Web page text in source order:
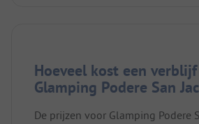
Hoeveel kost een
Glamping Podere San
De prijzen voor Glamping Podere